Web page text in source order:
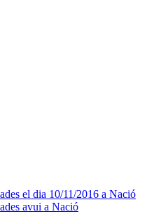
el dia 10/11/2016 a Nació
avui a Nació